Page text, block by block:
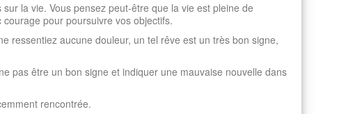
la vie. Vous pensez peut-être que la vie est pleine de
pour poursuivre vos objectifs.
ressentiez aucune douleur, un tel rêve est un très bon signe,
pas être un bon signe et indiquer une mauvaise nouvelle dans
rencontrée.